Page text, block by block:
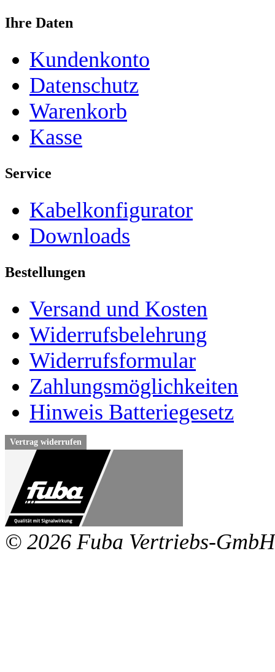
Ihre Daten
Kundenkonto
Datenschutz
Warenkorb
Kasse
Service
Kabelkonfigurator
Downloads
Bestellungen
Versand und Kosten
Widerrufsbelehrung
Widerrufsformular
Zahlungsmöglichkeiten
Hinweis Batteriegesetz
Vertrag widerrufen
© 2026 Fuba Vertriebs-GmbH